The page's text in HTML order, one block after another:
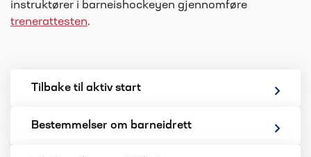
instruktører i barneishockeyen gjennomføre
trenerattesten.
Tilbake til aktiv start
Bestemmelser om barneidrett